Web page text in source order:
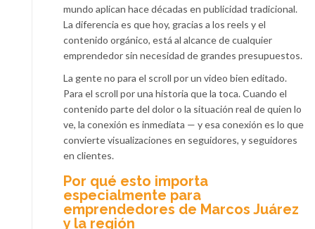
mundo aplican hace décadas en publicidad tradicional.
La diferencia es que hoy, gracias a los reels y el
contenido orgánico, está al alcance de cualquier
emprendedor sin necesidad de grandes presupuestos.
La gente no para el scroll por un video bien editado.
Para el scroll por una historia que la toca. Cuando el
contenido parte del dolor o la situación real de quien lo
ve, la conexión es inmediata — y esa conexión es lo que
convierte visualizaciones en seguidores, y seguidores
en clientes.
Por qué esto importa
especialmente para
emprendedores de Marcos Juárez
y la región